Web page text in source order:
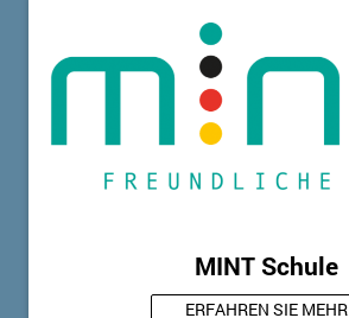
MINT Schule
ERFAHREN SIE MEHR